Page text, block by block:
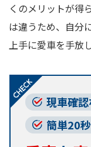
くのメリットが得
は違うため、自分
上手に愛車を手放
現車確
簡単20